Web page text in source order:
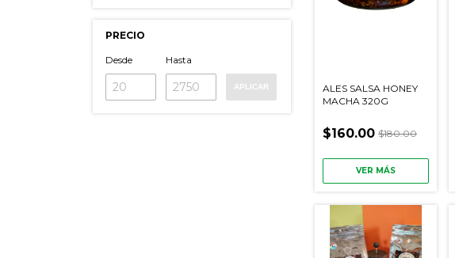
PRECIO
Desde Hasta
APLICAR
ALES SALSA HONEY
MACHA 320G
$160.00 $180.00
VER MÁS